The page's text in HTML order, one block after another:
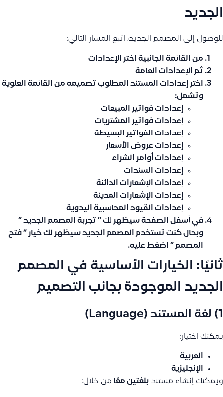
الجديد
للوصول إلى المصمم الجديد، اتبع المسار التالي:
من القائمة الجانبية اختر
الإعدادات
ثم الإعدادات العامة
اختر إعدادات المستند المطلوب تصميمه من القائمة العلوية
وتشمل:
إعدادات فواتير المبيعات
إعدادات فواتير المشتريات
إعدادات الفواتير البسيطة
إعدادات عروض الأسعار
إعدادات أوامر الشراء
إعدادات السندات
إعدادات الإشعارات الدائنة
إعدادات الإشعارات المدينة
إعدادات القيود المحاسبية اليدوية
في أسفل الصفحة سيظهر لك ” تجربة المصمم الجديد ”
وبحال كنت تستخدم المصمم الجديد سيظهر لك خيار ” فتح
المصمم ” اضغط عليه.
ثانيًا: الخيارات الأساسية في المصمم
الجديد الموجودة بجانب التصميم
1) لغة المستند (Language)
يمكنك اختيار:
العربية
الإنجليزية
ويمكنك إنشاء مستند بلغتين معًا من خلال: